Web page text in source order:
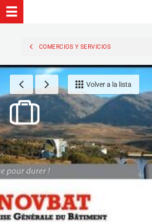
COMERCIOS Y SERVICIOS
Volver a la lista